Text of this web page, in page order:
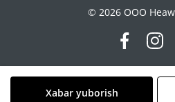
Xabar yuborish
© 2026 OOO